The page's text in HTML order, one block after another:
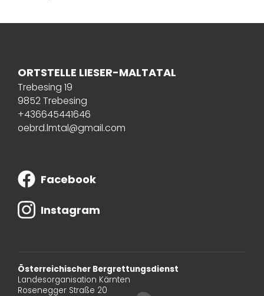
ORTSTELLE LIESER-MALTATAL
Trebesing 19
9852 Trebesing
+436645441646
oebrd.lmtal@gmail.com
Facebook
Instagram
Österreichischer Bergrettungsdienst
Landesorganisation Kärnten
Rosenegger Straße 20